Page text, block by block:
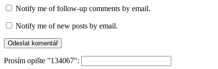
Notify me of follow-up comments by email.
Notify me of new posts by email.
Prosím opište "134067":